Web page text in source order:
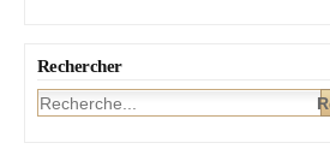
Rechercher